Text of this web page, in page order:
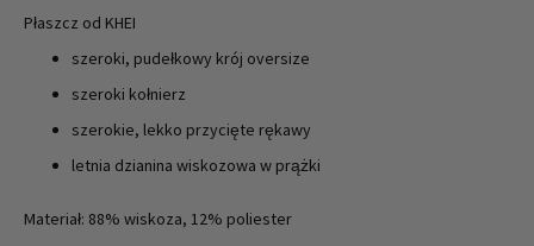
Płaszcz od KHEI
szeroki, pudełkowy krój oversize
szeroki kołnierz
szerokie, lekko przycięte rękawy
letnia dzianina wiskozowa w prążki
Materiał: 88% wiskoza, 12% poliester